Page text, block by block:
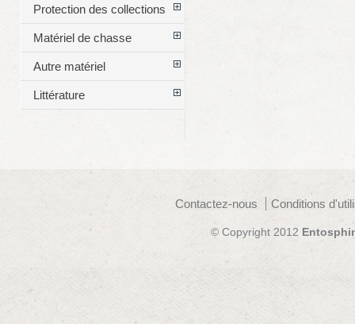
Protection des collections
Matériel de chasse
Autre matériel
Littérature
Contactez-nous Conditions
© Copyright 2012